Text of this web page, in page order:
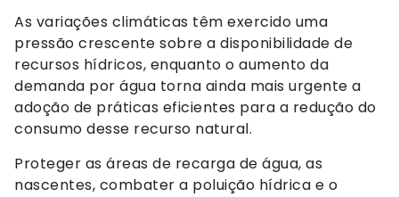
As variações climáticas têm exercido uma
pressão crescente sobre a disponibilidade de
recursos hídricos, enquanto o aumento da
demanda por água torna ainda mais urgente a
adoção de práticas eficientes para a redução do
consumo desse recurso natural.
Proteger as áreas de recarga de água, as
nascentes, combater a poluição hídrica e o